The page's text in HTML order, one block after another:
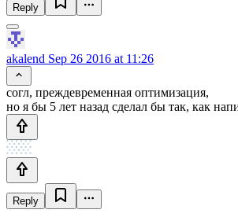
Reply
akalend Sep 26 2016 at 11:26
согл, преждевременная оптимизация,
но я бы 5 лет назад сделал бы так, как
Reply